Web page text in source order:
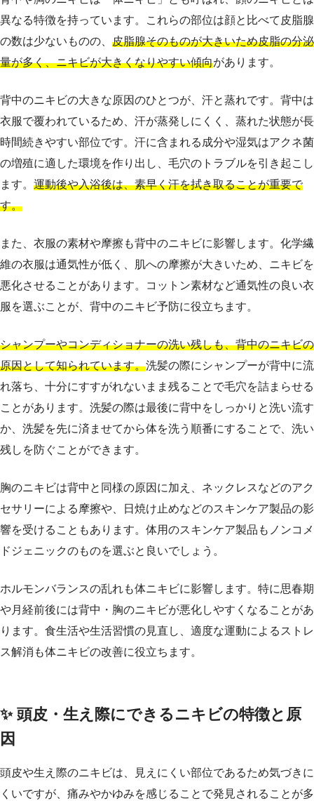
異なる特徴を持っています。これらの部位は顔と比べて皮脂腺
の数は少ないものの、 皮脂腺そのものが大きいため皮脂の分泌
量が多く、ニキビが大きくなりやすい傾向があります。
背中のニキビの大きな原因のひとつが、汗と蒸れです。背中は
衣服で覆われているため、汗が蒸発しにくく、蒸れた状態が長
時間続きやすい部位です。汗に含まれる成分や湿気はアクネ菌
の増殖に適した環境を作り出し、毛穴のトラブルを引き起こし
ます。 運動後や入浴後は、素早く汗を拭き取ることが重要で
す。
また、衣服の素材や摩擦も背中のニキビに影響します。化学繊
維の衣服は通気性が低く、肌への摩擦が大きいため、ニキビを
悪化させることがあります。コットン素材など通気性の良い衣
服を選ぶことが、背中のニキビ予防に役立ちます。
シャンプーやコンディショナーの洗い残しも、背中のニキビの
原因として知られています。洗髪の際にシャンプーが背中に流
れ落ち、十分にすすがれないまま残ることで毛穴を詰まらせる
ことがあります。洗髪の際は最後に背中をしっかりと洗い流す
か、洗髪を先に済ませてから体を洗う順番にすることで、洗い
残しを防ぐことができます。
胸のニキビは背中と同様の原因に加え、ネックレスなどのアク
セサリーによる摩擦や、日焼け止めなどのスキンケア製品の影
響を受けることもあります。体用のスキンケア製品もノンコメ
ドジェニックのものを選ぶと良いでしょう。
ホルモンバランスの乱れも体ニキビに影響します。特に思春期
や月経前後には背中・胸のニキビが悪化しやすくなることがあ
ります。食生活や生活習慣の見直し、適度な運動によるストレ
ス解消も体ニキビの改善に役立ちます。
✨ 頭皮・生え際にできるニキビの特徴と原
因
頭皮や生え際のニキビは、見えにくい部位であるため気づきに
くいですが、痛みやかゆみを感じることで発見されることが多